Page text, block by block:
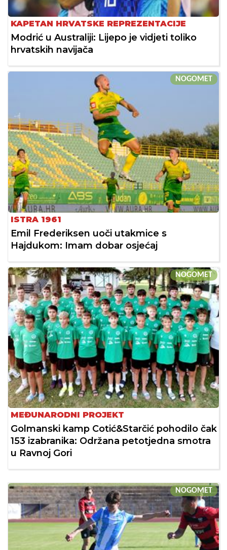
KAPETAN HRVATSKE REPREZENTACIJE
Modrić u Australiji: Lijepo je vidjeti toliko
hrvatskih navijača
NOGOMET
ISTRA 1961
Emil Frederiksen uoči utakmice s
Hajdukom: Imam dobar osjećaj
NOGOMET
MEĐUNARODNI PROJEKT
Golmanski kamp Cotić&Starčić pohodilo čak
153 izabranika: Održana petotjedna smotra
u Ravnoj Gori
NOGOMET